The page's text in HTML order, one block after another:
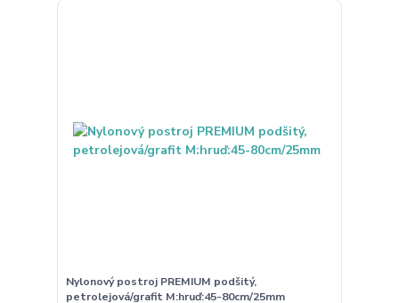
Nylonový postroj PREMIUM podšitý,
petrolejová/grafit M:hruď:45-80cm/25mm